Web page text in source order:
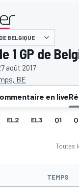
BELGIQUE
1 GP de
août 2017
BE
en live
EL2 EL3 Q1
Toutes
TEMPS